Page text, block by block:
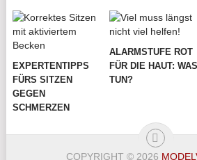
EXPERTENTIPPS
FÜRS SITZEN
GEGEN
SCHMERZEN
ALARMSTUFE ROT
FÜR DIE HAUT: WAS
TUN?
COPYRIGHT © 2026